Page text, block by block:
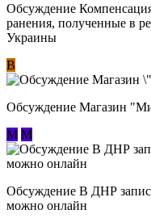
Обсуждение
ранения, полученные в
Украины
В
Обсуждение Магазин
М М
Обсуждение В ДНР
можно онлайн